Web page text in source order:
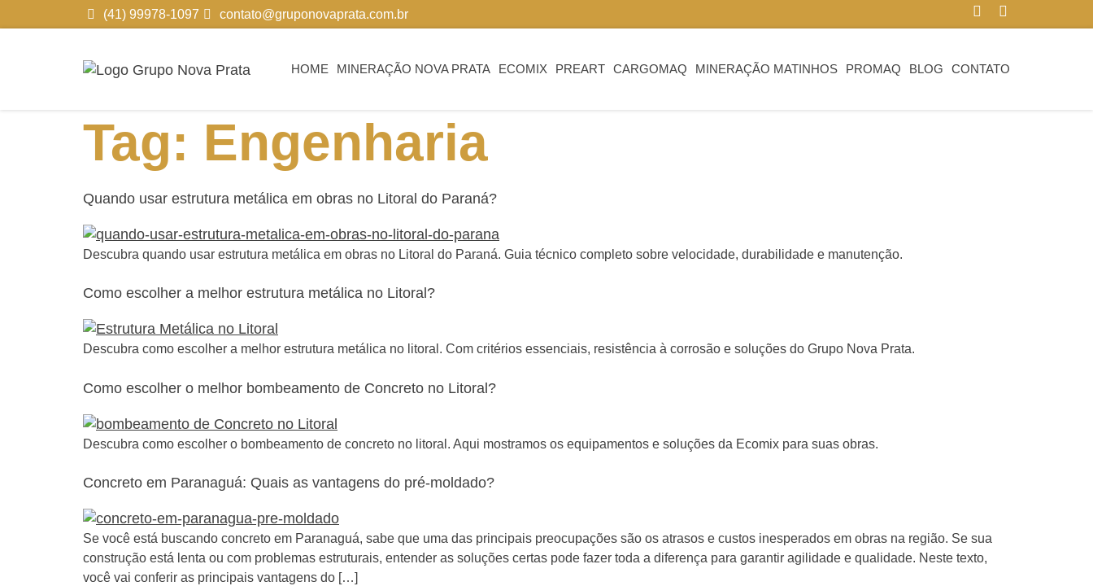
(41) 99978-1097 contato@gruponovaprata.com.br
HOME MINERAÇÃO NOVA PRATA ECOMIX PREART CARGOMAQ MINERAÇÃO MATINHOS PROMAQ BLOG CONTATO
Tag: Engenharia
Quando usar estrutura metálica em obras no Litoral do Paraná?
Descubra quando usar estrutura metálica em obras no Litoral do Paraná. Guia técnico completo sobre velocidade, durabilidade e manutenção.
Como escolher a melhor estrutura metálica no Litoral?
Descubra como escolher a melhor estrutura metálica no litoral. Com critérios essenciais, resistência à corrosão e soluções do Grupo Nova Prata.
Como escolher o melhor bombeamento de Concreto no Litoral?
Descubra como escolher o bombeamento de concreto no litoral. Aqui mostramos os equipamentos e soluções da Ecomix para suas obras.
Concreto em Paranaguá: Quais as vantagens do pré-moldado?
Se você está buscando concreto em Paranaguá, sabe que uma das principais preocupações são os atrasos e custos inesperados em obras na região. Se sua
construção está lenta ou com problemas estruturais, entender as soluções certas pode fazer toda a diferença para garantir agilidade e qualidade. Neste texto,
você vai conferir as principais vantagens do […]